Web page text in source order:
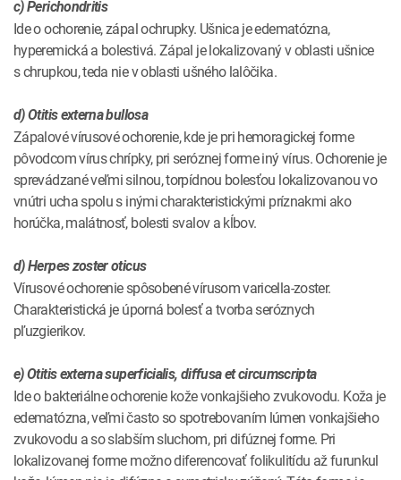
c) Perichondritis
Ide o ochorenie, zápal ochrupky. Ušnica je edematózna,
hyperemická a bolestivá. Zápal je lokalizovaný v oblasti ušnice
s chrupkou, teda nie v oblasti ušného lalôčika.
d) Otitis externa bullosa
Zápalové vírusové ochorenie, kde je pri hemoragickej forme
pôvodcom vírus chrípky, pri seróznej forme iný vírus. Ochorenie je
sprevádzané veľmi silnou, torpídnou bolesťou lokalizovanou vo
vnútri ucha spolu s inými charakteristickými príznakmi ako
horúčka, malátnosť, bolesti svalov a kĺbov.
d) Herpes zoster oticus
Vírusové ochorenie spôsobené vírusom varicella-zoster.
Charakteristická je úporná bolesť a tvorba seróznych
pľuzgierikov.
e) Otitis externa superficialis, diffusa et circumscripta
Ide o bakteriálne ochorenie kože vonkajšieho zvukovodu. Koža je
edematózna, veľmi často so spotrebovaním lúmen vonkajšieho
zvukovodu a so slabším sluchom, pri difúznej forme. Pri
lokalizovanej forme možno diferencovať folikulitídu až furunkul